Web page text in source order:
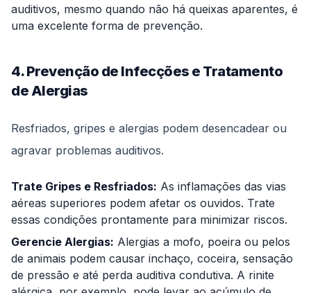
auditivos, mesmo quando não há queixas aparentes, é
uma excelente forma de prevenção.
4. Prevenção de Infecções e Tratamento
de Alergias
Resfriados, gripes e alergias podem desencadear ou
agravar problemas auditivos.
Trate Gripes e Resfriados: As inflamações das vias
aéreas superiores podem afetar os ouvidos. Trate
essas condições prontamente para minimizar riscos.
Gerencie Alergias: Alergias a mofo, poeira ou pelos
de animais podem causar inchaço, coceira, sensação
de pressão e até perda auditiva condutiva. A rinite